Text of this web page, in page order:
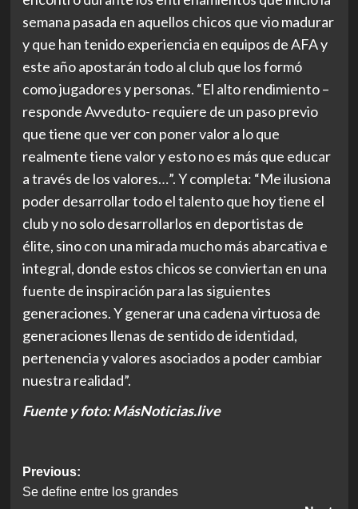
semana pasada en aquellos chicos que vio madurar
y que han tenido experiencia en equipos de AFA y
este año apostarán todo al club que los formó
como jugadores y personas. “El alto rendimiento –
responde Avveduto- requiere de un paso previo
que tiene que ver con poner valor a lo que
realmente tiene valor y esto no es más que educar
a través de los valores…”. Y completa: “Me ilusiona
poder desarrollar todo el talento que hoy tiene el
club y no solo desarrollarlos en deportistas de
élite, sino con una mirada mucho más abarcativa e
integral, donde estos chicos se conviertan en una
fuente de inspiración para las siguientes
generaciones. Y generar una cadena virtuosa de
generaciones llenas de sentido de identidad,
pertenencia y valores asociados a poder cambiar
nuestra realidad”.
Fuente y foto: MásNoticias.live
Post
navigation
Previous:
Se define entre los grandes